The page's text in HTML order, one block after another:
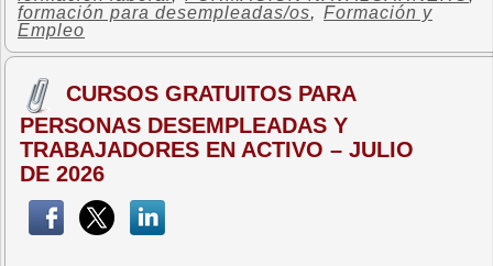
formación para desempleadas/os, Formación y
Empleo
CURSOS GRATUITOS PARA
PERSONAS DESEMPLEADAS Y
TRABAJADORES EN ACTIVO – JULIO
DE 2026